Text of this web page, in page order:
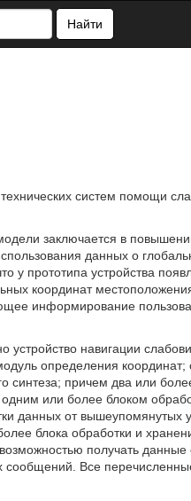
Найти
систем помощи
заключается в
данных о
у прототипа устройства
координат
информирование
устройство навигации
определения
причем два или
или более блоком
данных от вышеупомянутых
блока обработки и
получать данные
сообщений. Все